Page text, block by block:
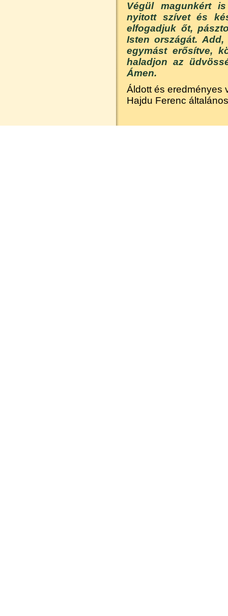
Végül magunkért
nyitott szívet és
elfogadjuk őt,
Isten országát.
egymást erősítve,
haladjon az
Ámen.
Áldott és eredményes
Hajdu Ferenc